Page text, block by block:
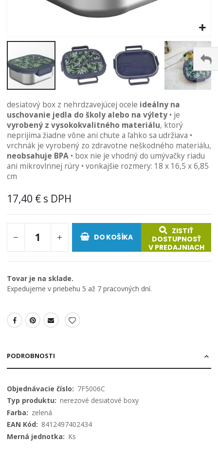
na
začiatok
galérie
obrázkov
desiatový box z nehrdzavejúcej ocele ideálny na
uschovanie jedla do školy alebo na výlety • je
vyrobený z vysokokvalitného materiálu, ktorý
neprijíma žiadne vône ani chute a ľahko sa udržiava •
vrchnák je vyrobený zo zdravotne neškodného materiálu,
neobsahuje BPA • box nie je vhodný do umývačky riadu
ani mikrovlnnej rúry • vonkajšie rozmery: 18 x 16,5 x 6,85
cm
17,40 €
DO KOŠÍKA
ZISTIŤ
DOSTUPNOSŤ
V PREDAJNIACH
Tovar je na sklade.
Expedujeme v priebehu 5 až 7 pracovných dní.
PODROBNOSTI
Viac
informácií
7F5006C
nerezové desiatové boxy
zelená
8412497402434
Ks